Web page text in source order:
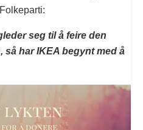
seg til å feire den
har IKEA begynt med å